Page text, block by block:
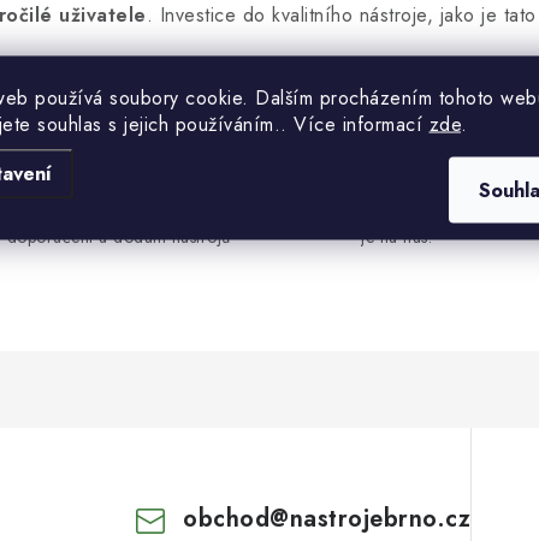
používá soubory cookie. Dalším procházením tohoto
souhlas s jejich používáním.. Více informací zde.
uživatele. Investice do kvalitního nástroje, jako je
Zkušenosti v oboru
doporučení a dodání nástrojů
Osobní přístup
Zadejte co
je na nás.
obchod@nastrojebrno.cz